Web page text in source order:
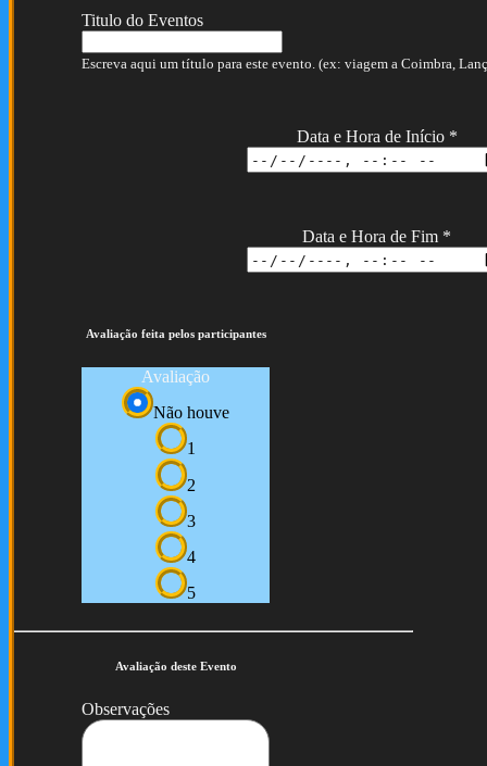
Titulo do Eventos
Escreva aqui um título para este evento. (ex: viagem a Coimbra,
Data e Hora de Início *
Data e Hora de Fim *
Avaliação feita pelos participantes
Avaliação
Não houve
1
2
3
4
5
Avaliação deste Evento
Observações